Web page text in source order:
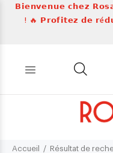
𝗕𝗶𝗲𝗻𝘃𝗲𝗻𝘂𝗲 𝗰𝗵𝗲𝘇
! 🔥 𝗣𝗿𝗼𝗳𝗶𝘁𝗲𝘇 𝗱𝗲
Accueil Résultat de